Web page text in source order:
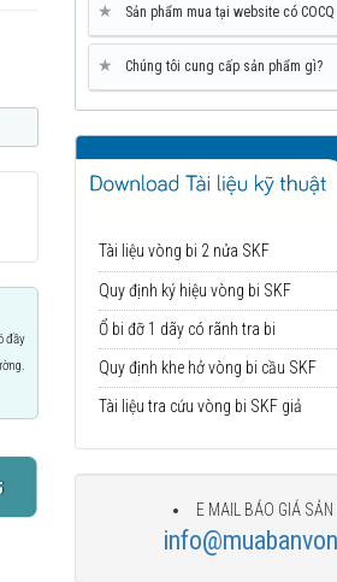
đầy
★ Sản phẩm mua tại website có
★ Chúng tôi cung cấp sản phẩm gì?
Tài liệu vòng bi 2 nửa SKF
Quy định ký hiệu vòng bi SKF
Ổ bi đỡ 1 dãy có rãnh tra bi
Quy định khe hở vòng bi cầu SKF
Tài liệu tra cứu vòng bi SKF giả
E MAIL BÁO GIÁ